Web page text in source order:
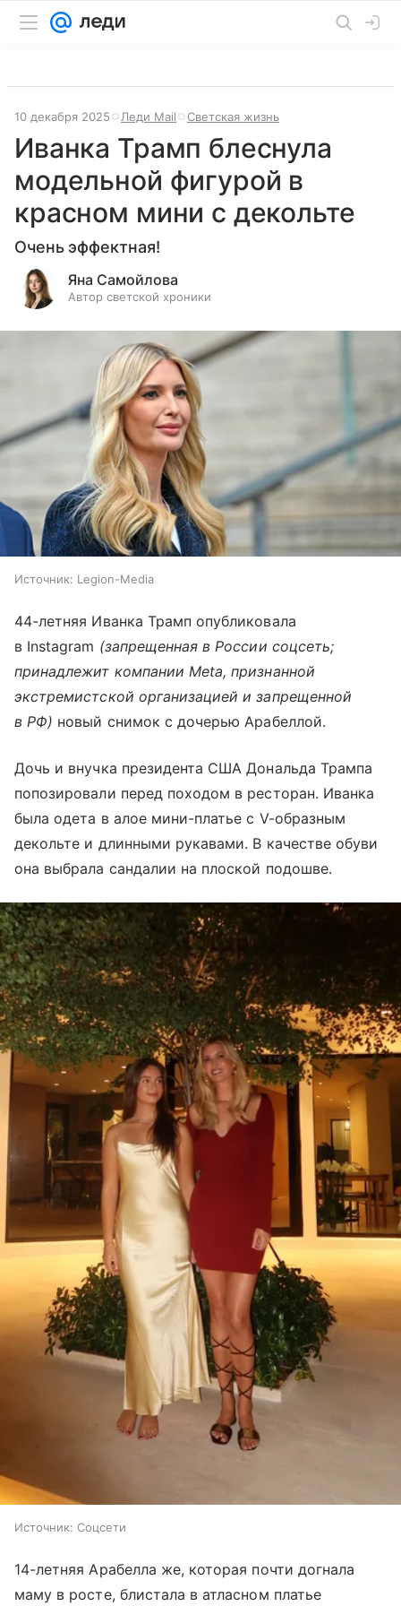
10 декабря 2025 Леди Mail Светская жизнь
Иванка Трамп блеснула
модельной фигурой в
красном мини с декольте
Очень эффектная!
Яна Самойлова
Автор светской хроники
Источник: Legion-Media
44-летняя Иванка Трамп опубликовала
в Instagram (запрещенная в России соцсеть;
принадлежит компании Meta, признанной
экстремистской организацией и запрещенной
в РФ) новый снимок с дочерью Арабеллой.
Дочь и внучка президента США Дональда Трампа
попозировали перед походом в ресторан. Иванка
была одета в алое мини-платье с V-образным
декольте и длинными рукавами. В качестве обуви
она выбрала сандалии на плоской подошве.
Источник: Соцсети
14-летняя Арабелла же, которая почти догнала
маму в росте, блистала в атласном платье